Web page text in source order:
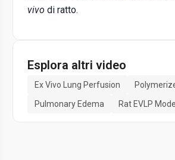
vivo di ratto.
Esplora altri video
Ex Vivo Lung Perfusion
Pulmonary Edema
Rat EVLP Model